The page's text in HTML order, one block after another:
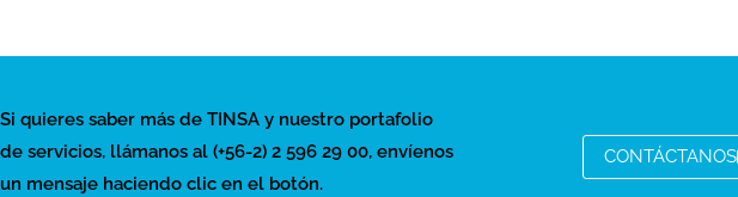
Si quieres saber más de TINSA y nuestro portafolio
de servicios, llámanos al (+56-2) 2 596 29 00, envíenos
un mensaje haciendo clic en el botón.
CONTÁCTANOS